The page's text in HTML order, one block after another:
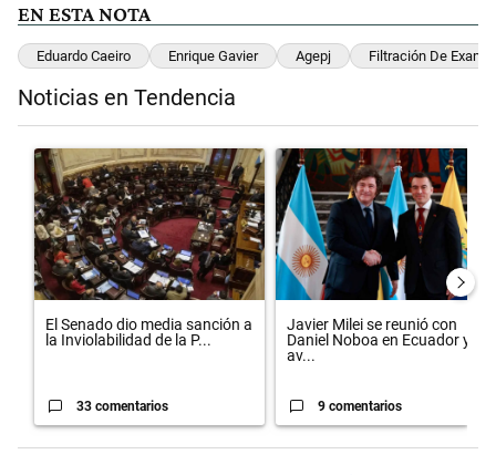
EN ESTA NOTA
Eduardo Caeiro Enrique Gavier Agepj Filtración De
Noticias en Tendencia
Un artículo de tendencia con el título "El Senado dio media sanción
El Senado dio media sanción a
la Inviolabilidad de la P...
33 comentarios
Un artículo de tendencia con el
Javier Milei se reunió con
Daniel Noboa en Ecuador y
av...
9 comentarios